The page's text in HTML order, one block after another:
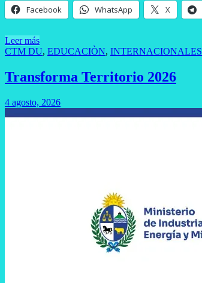
Facebook WhatsApp X
Leer más
CTM DU, EDUCACIÒN, INTERNACIONALES
Transforma Territorio 2026
4 agosto, 2026